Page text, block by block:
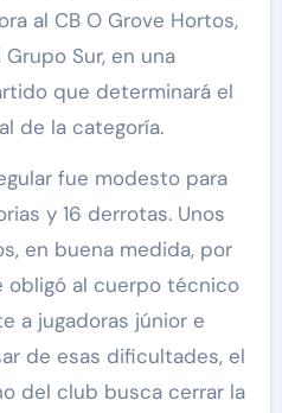
al CB O Grove Hortos,
Sur, en una
que determinará el
de la categoría.
fue modesto para
y 16 derrotas. Unos
en buena medida, por
obligó al cuerpo técnico
a jugadoras júnior e
de esas dificultades, el
del club busca cerrar la